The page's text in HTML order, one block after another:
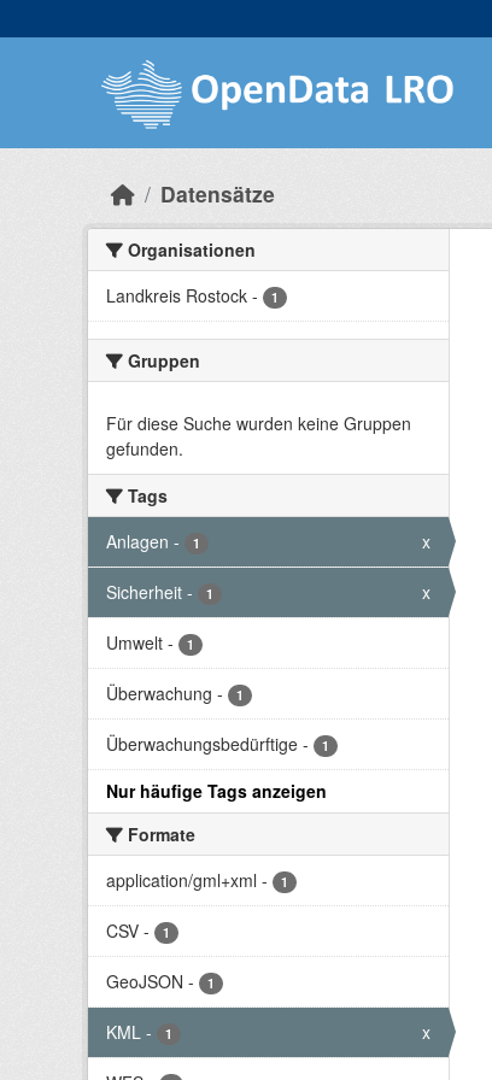
Datensätze
Organisationen
Landkreis Rostock - 1
Gruppen
Für diese Suche wurden keine Gruppen
gefunden.
Tags
Anlagen - 1 x
Sicherheit - 1 x
Umwelt - 1
Überwachung - 1
Überwachungsbedürftige - 1
Nur häufige Tags anzeigen
Formate
application/gml+xml - 1
CSV - 1
GeoJSON - 1
KML - 1 x